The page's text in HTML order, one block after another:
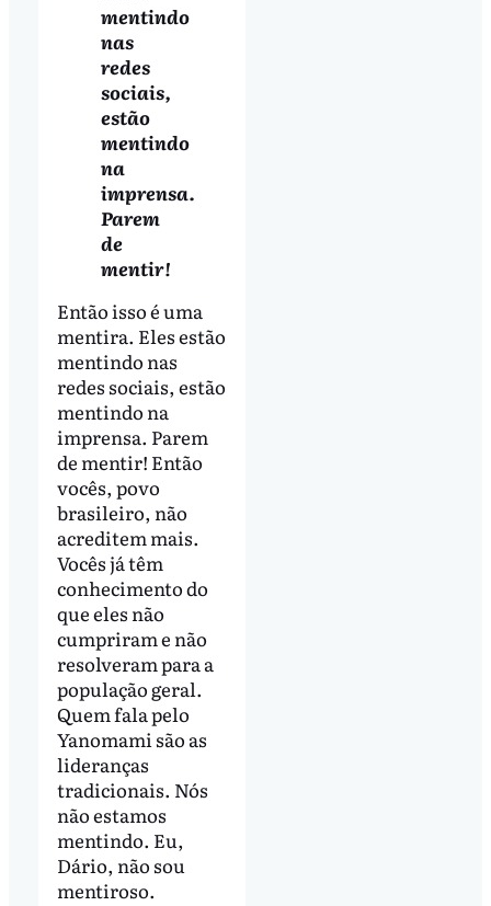
mentindo
nas
redes
sociais,
estão
mentindo
na
imprensa.
Parem
de
mentir!
Então isso é uma
mentira. Eles estão
mentindo nas
redes sociais, estão
mentindo na
imprensa. Parem
de mentir! Então
vocês, povo
brasileiro, não
acreditem mais.
Vocês já têm
conhecimento do
que eles não
cumpriram e não
resolveram para a
população geral.
Quem fala pelo
Yanomami são as
lideranças
tradicionais. Nós
não estamos
mentindo. Eu,
Dário, não sou
mentiroso.